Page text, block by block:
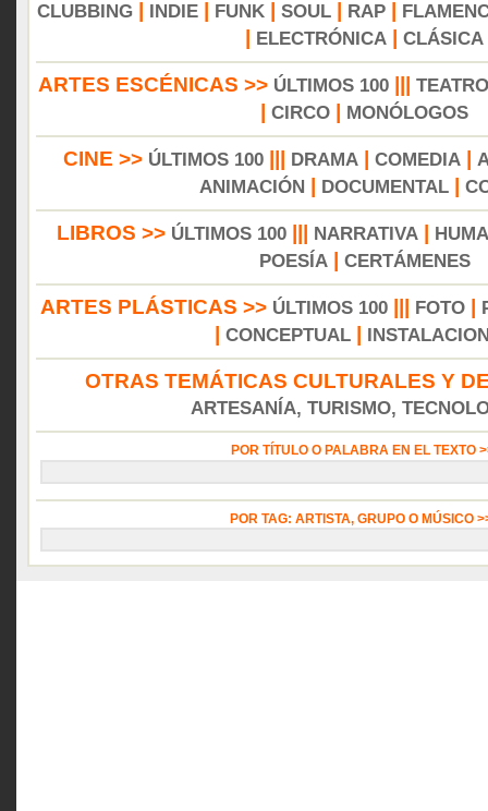
CLUBBING
INDIE FUNK SOUL RAP
ELECTRÓNICA CLÁSICA
ARTES ESCÉNICAS >> ÚLTIMOS 100||| TEATRO
CIRCO MONÓLOGOS
CINE >> ÚLTIMOS 100 DRAMA COMEDIA
ANIMACIÓN
DOCUMENTAL|
LIBROS >> ÚLTIMOS 100 NARRATIVA
POESÍA| CERTÁMENES
ARTES PLÁSTICAS >> ÚLTIMOS 100 FOTO
CONCEPTUAL
OTRAS TEMÁTICAS CULTURALES Y
ARTESANÍA, TURISMO,
POR TÍTULO O PALABRA EN EL TEXTO
POR TAG: ARTISTA, GRUPO O MÚSICO